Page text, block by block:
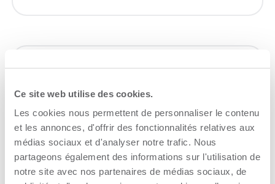
Ce site web utilise des cookies.
Les cookies nous permettent de personnaliser le contenu
et les annonces, d'offrir des fonctionnalités relatives aux
médias sociaux et d'analyser notre trafic. Nous
partageons également des informations sur l'utilisation de
notre site avec nos partenaires de médias sociaux, de
La Ruche Mauricie
Financement
Consulter le site Web